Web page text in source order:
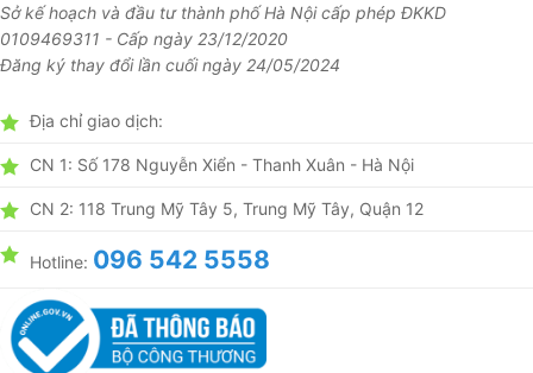
Sở kế hoạch và đầu tư thành phố Hà Nội cấp phép ĐKKD
0109469311 - Cấp ngày 23/12/2020
Đăng ký thay đổi lần cuối ngày 24/05/2024
Địa chỉ giao dịch:
CN 1: Số 178 Nguyễn Xiển - Thanh Xuân - Hà Nội
CN 2: 118 Trung Mỹ Tây 5, Trung Mỹ Tây, Quận 12
Hotline: 096 542 5558